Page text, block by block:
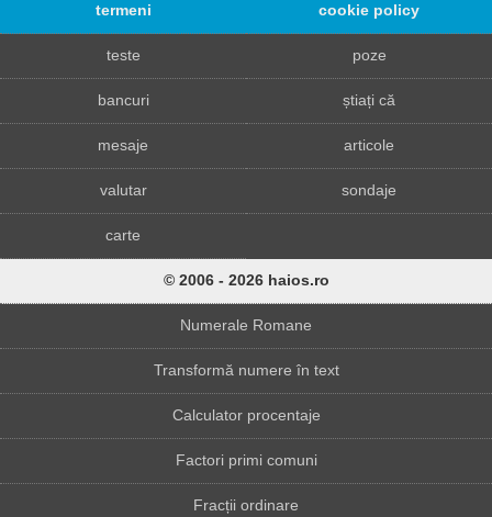
termeni cookie policy
teste poze
bancuri știați că
mesaje articole
valutar sondaje
carte
© 2006 - 2026 haios.ro
Numerale Romane
Transformă numere în text
Calculator procentaje
Factori primi comuni
Fracții ordinare